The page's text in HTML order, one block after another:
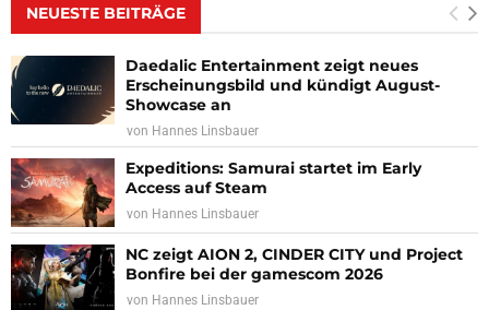
NEUESTE BEITRÄGE
Daedalic Entertainment zeigt neues
Erscheinungsbild und kündigt August-
Showcase an
von Hannes Linsbauer
Expeditions: Samurai startet im Early
Access auf Steam
von Hannes Linsbauer
NC zeigt AION 2, CINDER CITY und Project
Bonfire bei der gamescom 2026
von Hannes Linsbauer